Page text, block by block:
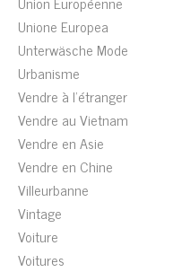
Unione Europea
Unterwäsche Mode
Urbanisme
Vendre à l'étranger
Vendre au Vietnam
Vendre en Asie
Vendre en Chine
Villeurbanne
Vintage
Voiture
Voitures